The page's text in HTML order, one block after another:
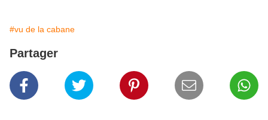
#vu de la cabane
Partager